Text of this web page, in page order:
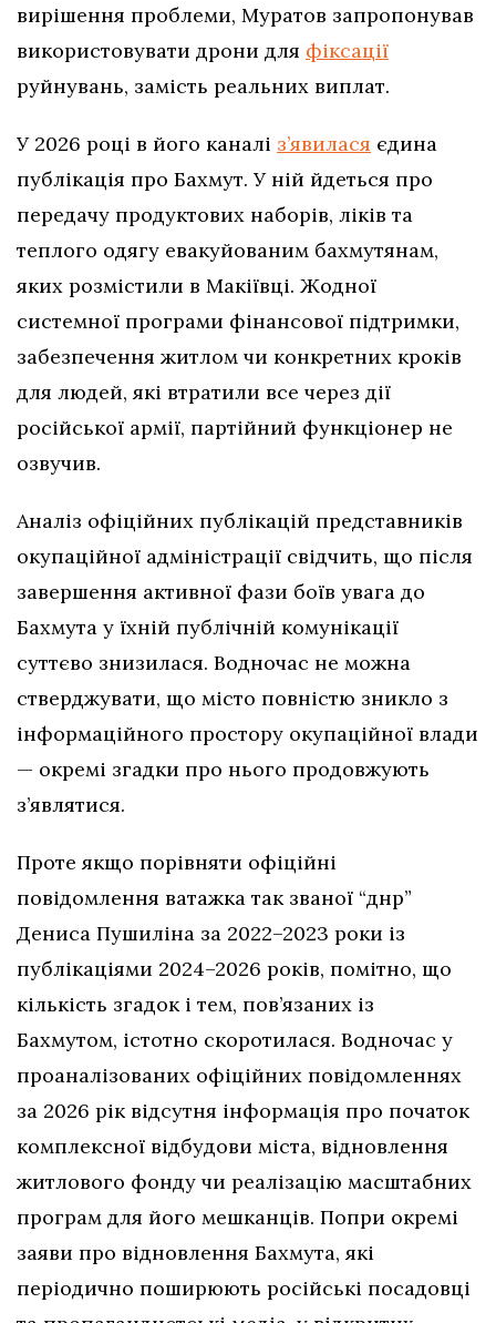
вирішення проблеми, Муратов запропонував
використовувати дрони для фіксації
руйнувань, замість реальних виплат.
У 2026 році в його каналі з’явилася єдина
публікація про Бахмут. У ній йдеться про
передачу продуктових наборів, ліків та
теплого одягу евакуйованим бахмутянам,
яких розмістили в Макіївці. Жодної
системної програми фінансової підтримки,
забезпечення житлом чи конкретних кроків
для людей, які втратили все через дії
російської армії, партійний функціонер не
озвучив.
Аналіз офіційних публікацій представників
окупаційної адміністрації свідчить, що після
завершення активної фази боїв увага до
Бахмута у їхній публічній комунікації
суттєво знизилася. Водночас не можна
стверджувати, що місто повністю зникло з
інформаційного простору окупаційної влади
— окремі згадки про нього продовжують
з’являтися.
Проте якщо порівняти офіційні
повідомлення ватажка так званої “днр”
Дениса Пушиліна за 2022–2023 роки із
публікаціями 2024–2026 років, помітно, що
кількість згадок і тем, пов’язаних із
Бахмутом, істотно скоротилася. Водночас у
проаналізованих офіційних повідомленнях
за 2026 рік відсутня інформація про початок
комплексної відбудови міста, відновлення
житлового фонду чи реалізацію масштабних
програм для його мешканців. Попри окремі
заяви про відновлення Бахмута, які
періодично поширюють російські посадовці